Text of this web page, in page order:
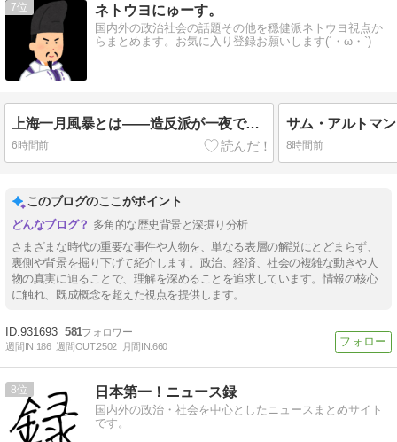
7 ネトウヨにゅーす。
国内外の政治社会の話題その他を穏健派ネトウヨ視点か
らまとめます。お気に入り登録お願いします(´・ω・`)
上海一月風暴とは——造反派が一夜で市の権力を奪った1967年1月
6時間前 8時間前
このブログのここがポイント
多角的な歴史背景と深掘り分析
さまざまな時代の重要な事件や人物を、単なる表層の解説にとどまらず、
裏側や背景を掘り下げて紹介します。政治、経済、社会の複雑な動きや人
物の真実に迫ることで、理解を深めることを追求しています。情報の核心
に触れ、既成概念を超えた視点を提供します。
931693 581
週間IN:186 週間OUT:2502 月間IN:660
8 日本第一！ニュース録
国内外の政治・社会を中心としたニュースまとめサイト
です。